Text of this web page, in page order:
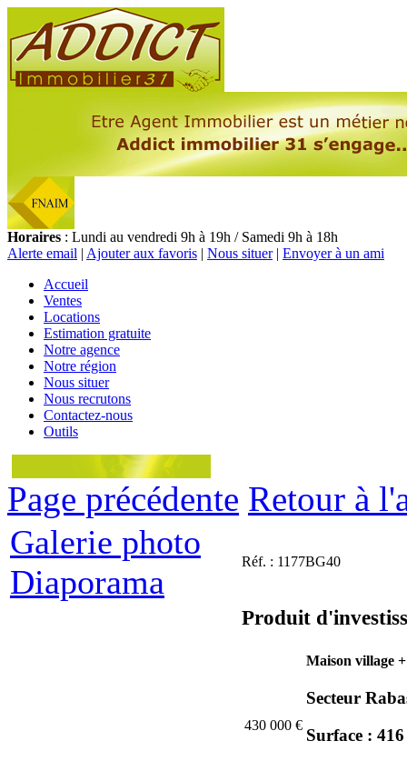
Horaires : Lundi au vendredi 9h à 19h / Samedi 9h à 18h
Alerte email | Ajouter aux favoris | Nous situer| Envoyer à un ami
Accueil
Ventes
Locations
Estimation gratuite
Notre agence
Notre région
Nous situer
Nous recrutons
Contactez-nous
Outils
Page précédente Retour à
Galerie photo
Diaporama
Réf. : 1177BG40
Produit
430 000 €
Maison village
Secteur
Surface : 416